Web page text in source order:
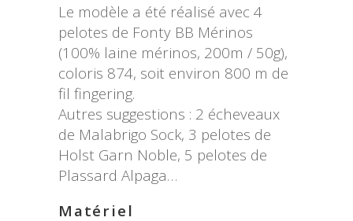
Le modèle a été réalisé avec 4
pelotes de Fonty BB Mérinos
(100% laine mérinos, 200m / 50g),
coloris 874, soit environ 800 m de
fil fingering.
Autres suggestions : 2 écheveaux
de Malabrigo Sock, 3 pelotes de
Holst Garn Noble, 5 pelotes de
Plassard Alpaga…
Matériel